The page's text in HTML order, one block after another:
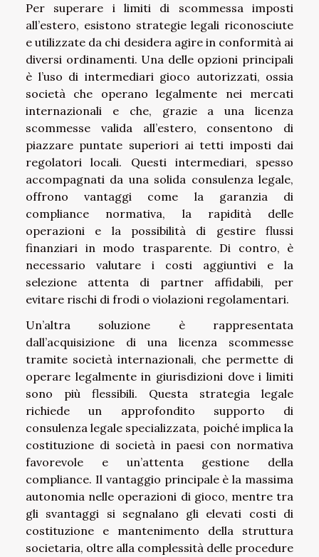
Per superare i limiti di scommessa imposti
all’estero, esistono strategie legali riconosciute
e utilizzate da chi desidera agire in conformità ai
diversi ordinamenti. Una delle opzioni principali
è l’uso di intermediari gioco autorizzati, ossia
società che operano legalmente nei mercati
internazionali e che, grazie a una licenza
scommesse valida all’estero, consentono di
piazzare puntate superiori ai tetti imposti dai
regolatori locali. Questi intermediari, spesso
accompagnati da una solida consulenza legale,
offrono vantaggi come la garanzia di
compliance normativa, la rapidità delle
operazioni e la possibilità di gestire flussi
finanziari in modo trasparente. Di contro, è
necessario valutare i costi aggiuntivi e la
selezione attenta di partner affidabili, per
evitare rischi di frodi o violazioni regolamentari.
Un’altra soluzione è rappresentata
dall’acquisizione di una licenza scommesse
tramite società internazionali, che permette di
operare legalmente in giurisdizioni dove i limiti
sono più flessibili. Questa strategia legale
richiede un approfondito supporto di
consulenza legale specializzata, poiché implica la
costituzione di società in paesi con normativa
favorevole e un’attenta gestione della
compliance. Il vantaggio principale è la massima
autonomia nelle operazioni di gioco, mentre tra
gli svantaggi si segnalano gli elevati costi di
costituzione e mantenimento della struttura
societaria, oltre alla complessità delle procedure